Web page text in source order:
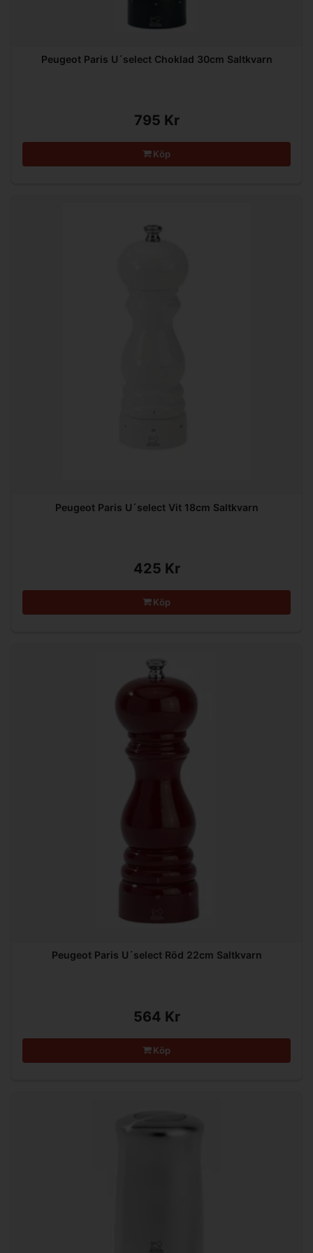
Peugeot Paris U´select Choklad 30cm Saltkvarn
795 Kr
Köp
Peugeot Paris U´select Vit 18cm Saltkvarn
425 Kr
Köp
Peugeot Paris U´select Röd 22cm Saltkvarn
564 Kr
Köp